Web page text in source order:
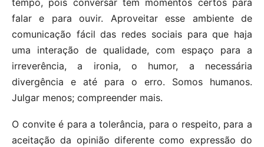
tempo, pois conversar tem momentos certos para
falar e para ouvir. Aproveitar esse ambiente de
comunicação fácil das redes sociais para que haja
uma interação de qualidade, com espaço para a
irreverência, a ironia, o humor, a necessária
divergência e até para o erro. Somos humanos.
Julgar menos; compreender mais.
O convite é para a tolerância, para o respeito, para a
aceitação da opinião diferente como expressão do